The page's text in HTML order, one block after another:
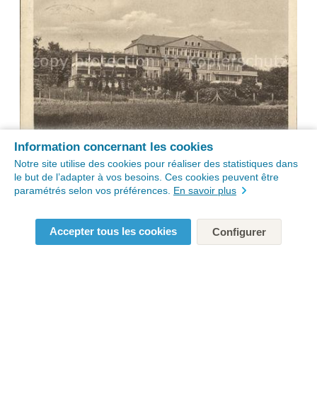
Information concernant les cookies
Notre site utilise des cookies pour réaliser des statistiques dans
le but de l’adapter à vos besoins. Ces cookies peuvent être
paramétrés selon vos préférences. En savoir plus
Accepter tous les cookies Configurer